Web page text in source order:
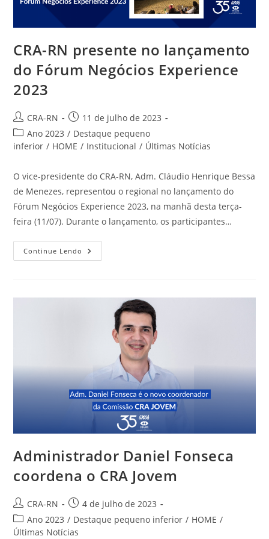
CRA-RN presente no lançamento
do Fórum Negócios Experience
2023
Autor
do
post:
CRA-RN
Post
publicado:
11 de julho de 2023
Categoria
do
Ano 2023 / Destaque pequeno
inferior / HOME / Institucional / Últimas Notícias
O vice-presidente do CRA-RN, Adm. Cláudio Henrique Bessa
de Menezes, representou o regional no lançamento do
Fórum Negócios Experience 2023, na manhã desta terça-
feira (11/07). Durante o lançamento, os participantes…
Continue Lendo CRA-
RN
Fórum
Negócios
Experience
Administrador Daniel Fonseca
coordena o CRA Jovem
Autor
do
post:
CRA-RN
Post
publicado:
4 de julho de 2023
Categoria
do
Ano 2023 / Destaque pequeno inferior / HOME /
Últimas Notícias